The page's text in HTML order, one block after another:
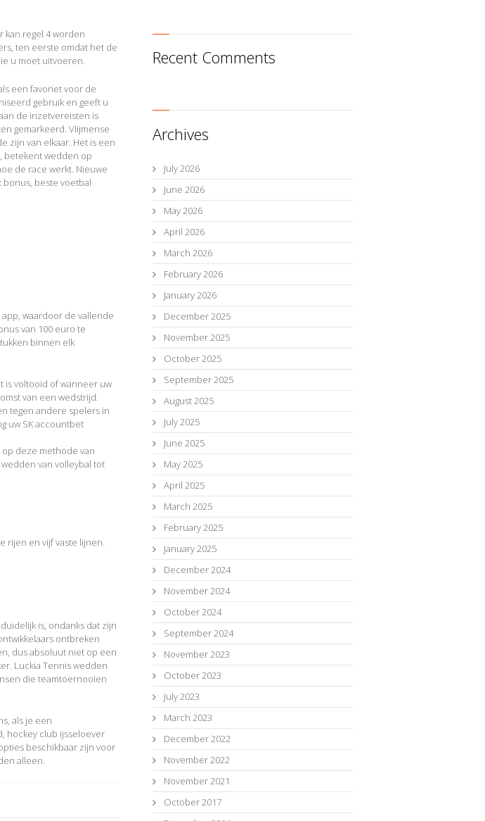
kan regel 4 worden
ten eerste omdat het de
u moet uitvoeren.
een favoriet voor de
gebruik en geeft u
de inzetvereisten is
gemarkeerd. Vlijmense
zijn van elkaar. Het is een
betekent wedden op
de race werkt. Nieuwe
beste voetbal
waardoor de vallende
van 100 euro te
binnen elk
is voltooid of wanneer uw
van een wedstrijd.
tegen andere spelers in
uw SK accountbet
deze methode van
van volleybal tot
rijen en vijf vaste lijnen.
is, ondanks dat zijn
ontbreken
dus absoluut niet op een
Luckia Tennis wedden
die teamtoernooien
als je een
hockey club ijsseloever
beschikbaar zijn voor
alleen.
Recent Comments
Archives
July 2026
June 2026
May 2026
April 2026
March 2026
February 2026
January 2026
December 2025
November 2025
October 2025
September 2025
August 2025
July 2025
June 2025
May 2025
April 2025
March 2025
February 2025
January 2025
December 2024
November 2024
October 2024
September 2024
November 2023
October 2023
July 2023
March 2023
December 2022
November 2022
November 2021
October 2017